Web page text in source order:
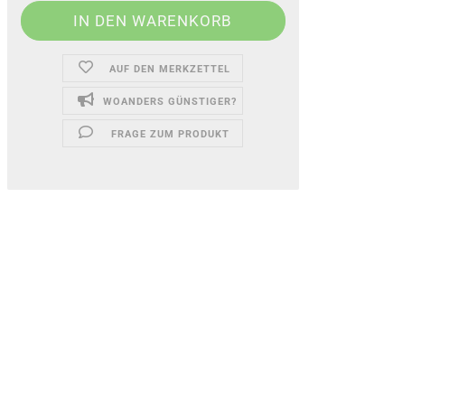
AUF DEN MERKZETTEL
WOANDERS GÜNSTIGER?
FRAGE ZUM PRODUKT